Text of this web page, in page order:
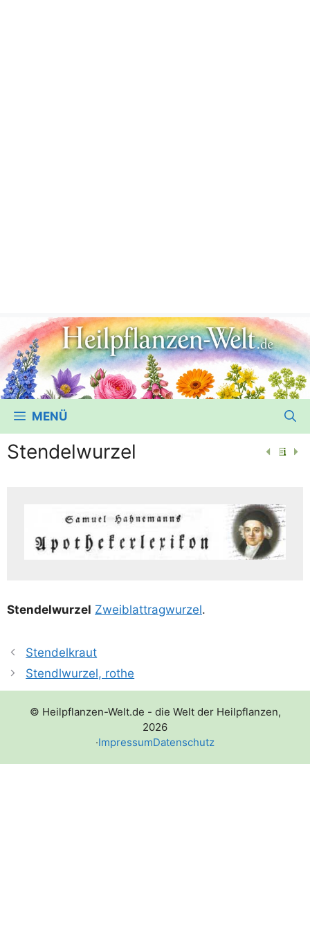
MENÜ
Stendelwurzel
Sten­del­wur­zel Zwei­blatt­rag­wur­zel.
Stendelkraut
Stendlwurzel, rothe
© Heilpflanzen-Welt.de - die Welt der Heilpflanzen,
2026
·ImpressumDatenschutz